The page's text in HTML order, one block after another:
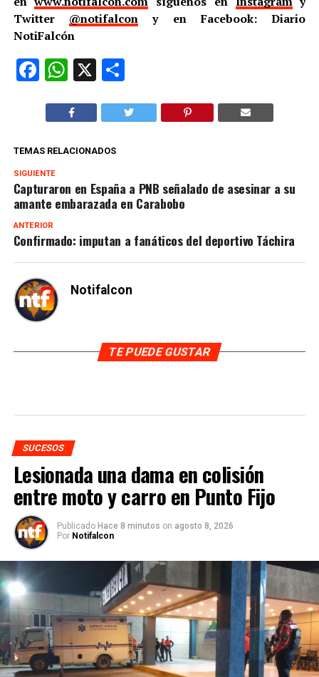
Twitter @notifalcon y en Facebook: Diario
NotiFalcón
Facebook
WhatsApp
X Compartir
TEMAS RELACIONADOS
SIGUIENTE
Capturaron en España a PNB señalado de asesinar a su
amante embarazada en Carabobo
ANTERIOR
Confirmado: imputan a fanáticos del deportivo Táchira
Notifalcon
TE PUEDE GUSTAR
SUCESOS
Lesionada una dama en colisión
entre moto y carro en Punto Fijo
Publicado Hace 8 minutos on agosto 8, 2026
Por Notifalcon